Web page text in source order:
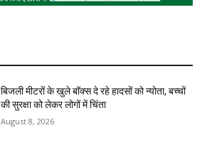
बिजली मीटरों के खुले बॉक्स दे रहे हादसों को न्योता, बच्चों
की सुरक्षा को लेकर लोगों में चिंता
August 8, 2026